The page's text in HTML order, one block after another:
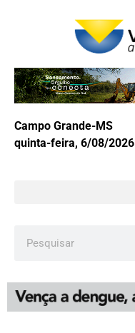
Campo Grande-MS
quinta-feira, 6/08/2026